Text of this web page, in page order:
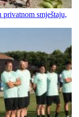
privatnom smještaju,